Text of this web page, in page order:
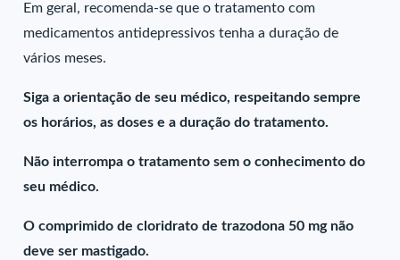
Em geral, recomenda-se que o tratamento com
medicamentos antidepressivos tenha a duração de
vários meses.
Siga a orientação de seu médico, respeitando sempre
os horários, as doses e a duração do tratamento.
Não interrompa o tratamento sem o conhecimento do
seu médico.
O comprimido de cloridrato de trazodona 50 mg não
deve ser mastigado.